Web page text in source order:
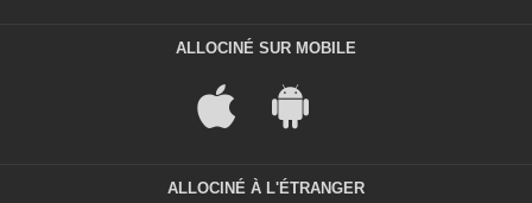
ALLOCINÉ SUR MOBILE
ALLOCINÉ À L'ÉTRANGER